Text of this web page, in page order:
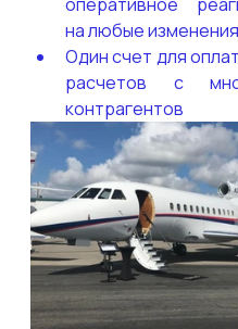
на любые изменения
Один счет для
расчетов с
контрагентов